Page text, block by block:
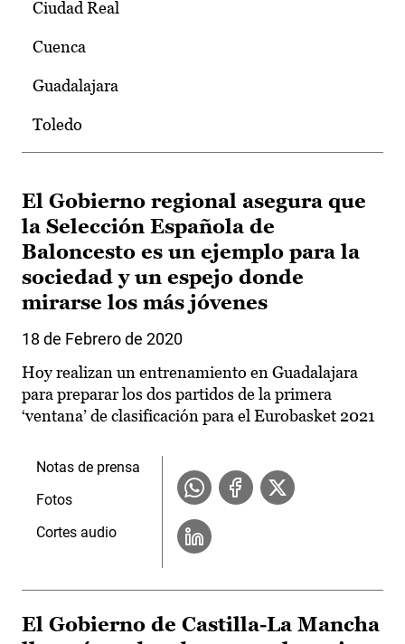
Ciudad Real
Cuenca
Guadalajara
Toledo
El Gobierno regional asegura que
la Selección Española de
Baloncesto es un ejemplo para la
sociedad y un espejo donde
mirarse los más jóvenes
18 de Febrero de 2020
Hoy realizan un entrenamiento en Guadalajara
para preparar los dos partidos de la primera
‘ventana’ de clasificación para el Eurobasket 2021
Notas de prensa
Fotos
Cortes audio
El Gobierno de Castilla-La Mancha